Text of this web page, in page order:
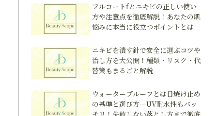
フルコートfとニキビの正しい使い
方や注意点を徹底解説！あなたの肌
悩みに本当に役立つポイントとは
ニキビを潰す針で安全に選ぶコツや
治し方を大公開！種類・リスク・代
替策もまるごと解説
ウォータープルーフとは日焼け止め
の基準と選び方―UV耐水性もバッ
チリ！失敗しない落とし方まで徹底